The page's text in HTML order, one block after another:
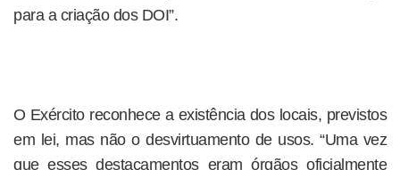
para a criação dos DOI”.
O Exército reconhece a existência dos locais, previstos
em lei, mas não o desvirtuamento de usos. “Uma vez
que esses destacamentos eram órgãos oficialmente